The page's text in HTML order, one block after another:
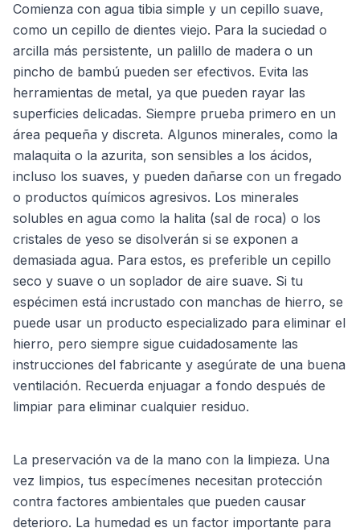
Comienza con agua tibia simple y un cepillo suave,
como un cepillo de dientes viejo. Para la suciedad o
arcilla más persistente, un palillo de madera o un
pincho de bambú pueden ser efectivos. Evita las
herramientas de metal, ya que pueden rayar las
superficies delicadas. Siempre prueba primero en un
área pequeña y discreta. Algunos minerales, como la
malaquita o la azurita, son sensibles a los ácidos,
incluso los suaves, y pueden dañarse con un fregado
o productos químicos agresivos. Los minerales
solubles en agua como la halita (sal de roca) o los
cristales de yeso se disolverán si se exponen a
demasiada agua. Para estos, es preferible un cepillo
seco y suave o un soplador de aire suave. Si tu
espécimen está incrustado con manchas de hierro, se
puede usar un producto especializado para eliminar el
hierro, pero siempre sigue cuidadosamente las
instrucciones del fabricante y asegúrate de una buena
ventilación. Recuerda enjuagar a fondo después de
limpiar para eliminar cualquier residuo.
La preservación va de la mano con la limpieza. Una
vez limpios, tus especímenes necesitan protección
contra factores ambientales que pueden causar
deterioro. La humedad es un factor importante para